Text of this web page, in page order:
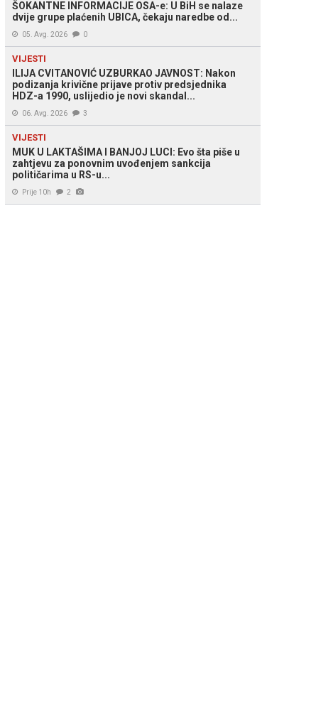
ŠOKANTNE INFORMACIJE OSA-e: U BiH se nalaze
dvije grupe plaćenih UBICA, čekaju naredbe od...
05. Avg. 2026 0
VIJESTI
ILIJA CVITANOVIĆ UZBURKAO JAVNOST: Nakon
podizanja krivične prijave protiv predsjednika
HDZ-a 1990, uslijedio je novi skandal...
06. Avg. 2026 3
VIJESTI
MUK U LAKTAŠIMA I BANJOJ LUCI: Evo šta piše u
zahtjevu za ponovnim uvođenjem sankcija
političarima u RS-u...
Prije 10h 2